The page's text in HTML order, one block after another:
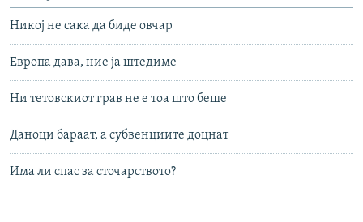
Никој не сака да биде овчар
Европа дава, ние ја штедиме
Ни тетовскиот грав не е тоа што беше
Даноци бараат, а субвенциите доцнат
Има ли спас за сточарството?